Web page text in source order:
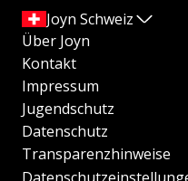
Joyn Schweiz
Über Joyn
Kontakt
Impressum
Jugendschutz
Datenschutz
Transparenzhinweise